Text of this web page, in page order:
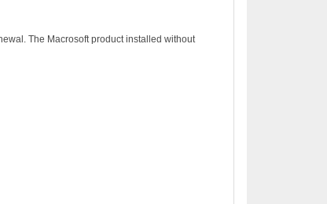
The Macrosoft product installed without